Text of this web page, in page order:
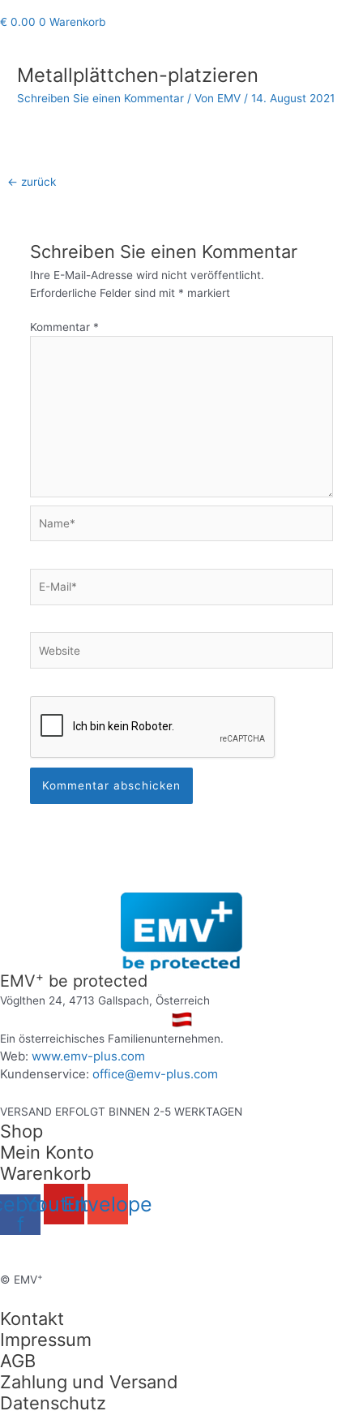
€ 0.00 0 Warenkorb
Metallplättchen-platzieren
Schreiben Sie einen Kommentar / Von EMV /14. August 2021
← zurück
Schreiben Sie einen Kommentar
Ihre E-Mail-Adresse wird nicht veröffentlicht.
Erforderliche Felder sind mit * markiert
Kommentar *
Mail*
EMV+ be protected
Vöglthen 24, 4713 Gallspach, Österreich
Ein österreichisches Familienunternehmen.
Web: www.emv-plus.com
Kundenservice: office@emv-plus.com
VERSAND ERFOLGT BINNEN 2-5 WERKTAGEN
Shop
Mein Konto
Warenkorb
f
YoutubeEnvelope
© EMV+
Kontakt
Impressum
AGB
Zahlung und Versand
Datenschutz